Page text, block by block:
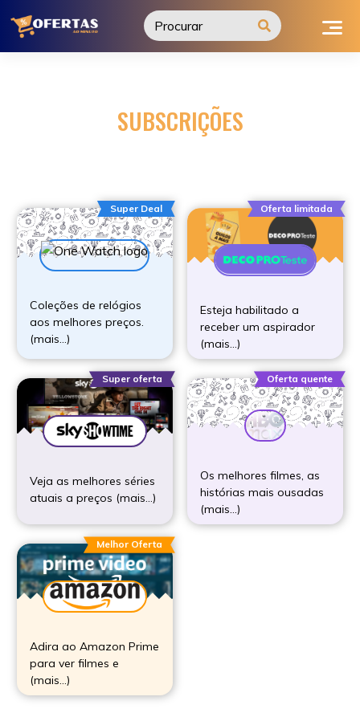
para
SUBSCRIÇÕES
Super Deal
Coleções de relógios
aos melhores preços.
(mais…)
Oferta limitada
Esteja habilitado a
receber um aspirador
(mais…)
Super oferta
Veja as melhores séries
atuais a preços (mais…)
Oferta quente
Os melhores filmes, as
histórias mais ousadas
(mais…)
Melhor Oferta
Adira ao Amazon Prime
para ver filmes e
(mais…)